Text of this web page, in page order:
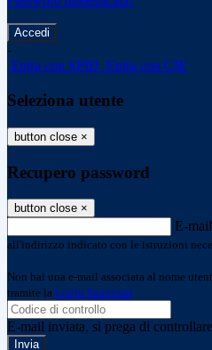
-
Entra con SPID Entra con CIE
Seleziona utente
button close ×
Recupero password
button close ×
E-mail
all'indirizzo indicato con le istruzioni
Non hai una e-mail associata al nome
tramite la Login Spaggiari
E-mail inviata, si prega di